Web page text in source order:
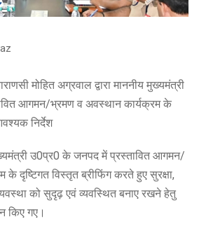
मोहित अग्रवाल द्वारा माननीय मुख्यमंत्री
आगमन/भ्रमण व अवस्थान कार्यक्रम के
निर्देश
उ0प्र0 के जनपद में प्रस्तावित आगमन/
दृष्टिगत विस्तृत ब्रीफिंग करते हुए सुरक्षा,
को सुदृढ़ एवं व्यवस्थित बनाए रखने हेतु
किए गए।